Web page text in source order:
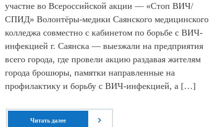
участие во Всероссийской акции — «Стоп ВИЧ/
СПИД» Волонтёры-медики Саянского медицинского
колледжа совместно с кабинетом по борьбе с ВИЧ-
инфекцией г. Саянска — выезжали на предприятия
всего города, где провели акцию раздавая жителям
города брошюры, памятки направленные на
профилактику и борьбу с ВИЧ-инфекцией, а […]
Читать далее